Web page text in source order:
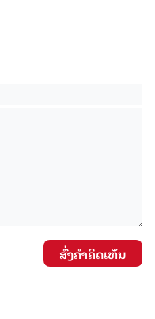
ສົ່ງຄໍາຄິດເຫັນ